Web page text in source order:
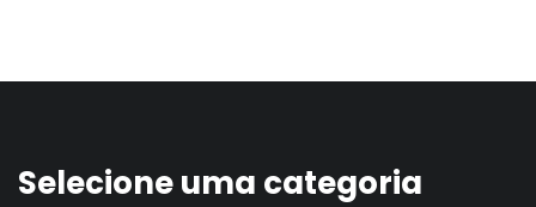
Selecione uma categoria